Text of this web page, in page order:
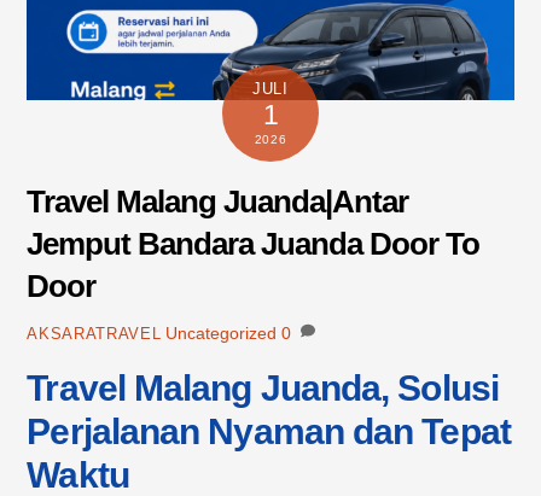
JULI
1
2026
Travel Malang Juanda|Antar
Jemput Bandara Juanda Door To
Door
AKSARATRAVEL Uncategorized 0
Travel Malang Juanda, Solusi
Perjalanan Nyaman dan Tepat
Waktu